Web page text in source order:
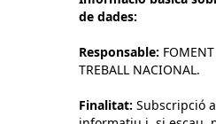
de dades:
Responsable:
TREBALL NACIONAL.
Finalitat: Subscripció